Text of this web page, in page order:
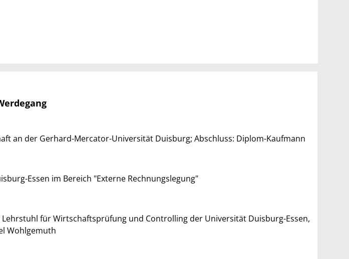
an der Gerhard-Mercator-Universität Duisburg; Abschluss: Diplom-Kaufmann
Essen im Bereich "Externe Rechnungslegung"
für Wirtschaftsprüfung und Controlling der Universität Duisburg-Essen,
Wohlgemuth